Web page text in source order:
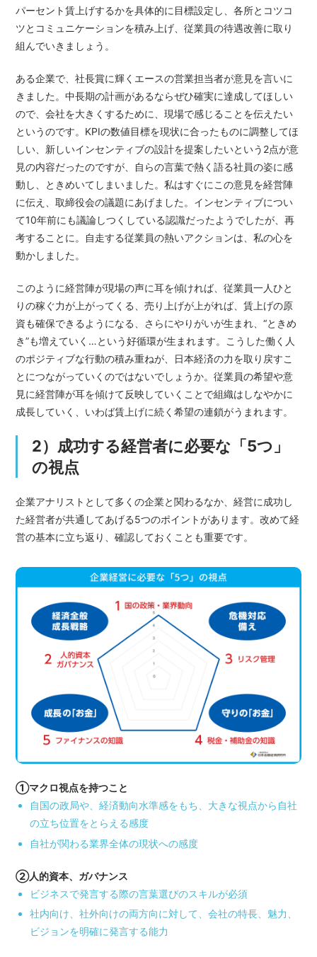
パーセント賃上げするかを具体的に目標設定し、各所とコツコ
ツとコミュニケーションを積み上げ、従業員の待遇改善に取り
組んでいきましょう。
ある企業で、社長賞に輝くエースの営業担当者が意見を言いに
きました。中長期の計画があるならぜひ確実に達成してほしい
ので、会社を大きくするために、現場で感じることを伝えたい
というのです。KPIの数値目標を現状に合ったものに調整してほ
しい、新しいインセンティブの設計を提案したいという2点が意
見の内容だったのですが、自らの言葉で熱く語る社員の姿に感
動し、ときめいてしまいました。私はすぐにこの意見を経営陣
に伝え、取締役会の議題にあげました。インセンティブについ
て10年前にも議論しつくしている認識だったようでしたが、再
考することに。自走する従業員の熱いアクションは、私の心を
動かしました。
このように経営陣が現場の声に耳を傾ければ、従業員一人ひと
りの稼ぐ力が上がってくる、売り上げが上がれば、賃上げの原
資も確保できるようになる、さらにやりがいが生まれ、“ときめ
き”も増えていく…という好循環が生まれます。こうした働く人
のポジティブな行動の積み重ねが、日本経済の力を取り戻すこ
とにつながっていくのではないでしょうか。従業員の希望や意
見に経営陣が耳を傾けて反映していくことで組織はしなやかに
成長していく、いわば賃上げに続く希望の連鎖がうまれます。
2）成功する経営者に必要な「5つ」
の視点
企業アナリストとして多くの企業と関わるなか、経営に成功し
た経営者が共通してあげる5つのポイントがあります。改めて経
営の基本に立ち返り、確認しておくことも重要です。
①マクロ視点を持つこと
自国の政局や、経済動向水準感をもち、大きな視点から自社
の立ち位置をとらえる感度
自社が関わる業界全体の現状への感度
②人的資本、ガバナンス
ビジネスで発言する際の言葉選びのスキルが必須
社内向け、社外向けの両方向に対して、会社の特長、魅力、
ビジョンを明確に発言する能力